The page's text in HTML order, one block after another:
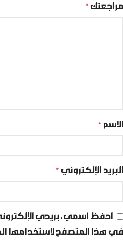
مراجعتك *
الاسم *
البريد الإلكتروني *
احفظ اسمي، بريدي
في هذا المتصفح لاستخدامها